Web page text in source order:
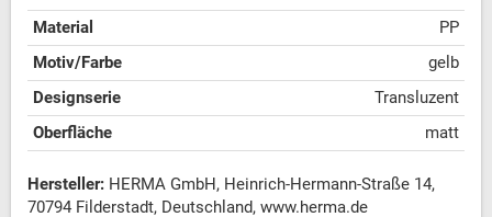
Material
PP
Motiv/Farbe
gelb
Designserie
Transluzent
Oberfläche
matt
Hersteller: HERMA GmbH, Heinrich-Hermann-Straße 14,
70794 Filderstadt, Deutschland, www.herma.de